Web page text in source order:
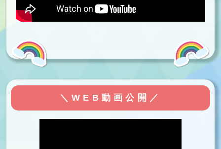
＼WEB動画公開／